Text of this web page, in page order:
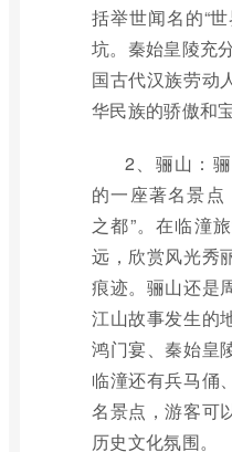
括举世闻名的“
坑。秦始皇陵充
国古代汉族劳动
华民族的骄傲和
2、骊山：
的一座著名景点
之都”。在临潼
远，欣赏风光秀
痕迹。骊山还是
江山故事发生的
鸿门宴、秦始皇
临潼还有兵马俑
名景点，游客可
历史文化氛围。